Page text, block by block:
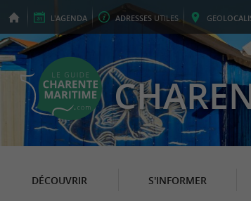
L'AGENDA ADRESSES UTILES GEO
DÉCOUVRIR S'INFORMER